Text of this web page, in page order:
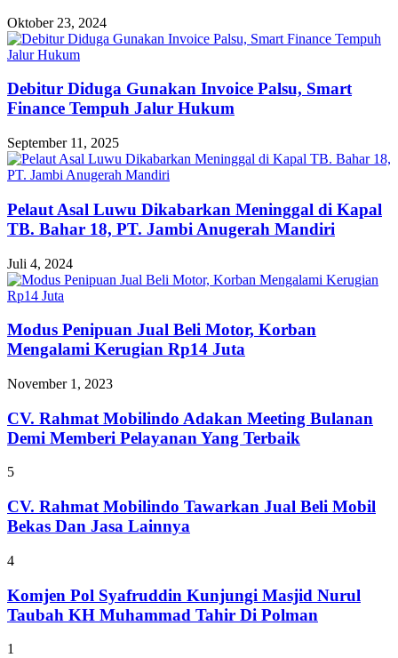
Oktober 23, 2024
Debitur Diduga Gunakan Invoice Palsu, Smart
Finance Tempuh Jalur Hukum
September 11, 2025
Pelaut Asal Luwu Dikabarkan Meninggal di Kapal
TB. Bahar 18, PT. Jambi Anugerah Mandiri
Juli 4, 2024
Modus Penipuan Jual Beli Motor, Korban
Mengalami Kerugian Rp14 Juta
November 1, 2023
CV. Rahmat Mobilindo Adakan Meeting Bulanan
Demi Memberi Pelayanan Yang Terbaik
5
CV. Rahmat Mobilindo Tawarkan Jual Beli Mobil
Bekas Dan Jasa Lainnya
4
Komjen Pol Syafruddin Kunjungi Masjid Nurul
Taubah KH Muhammad Tahir Di Polman
1